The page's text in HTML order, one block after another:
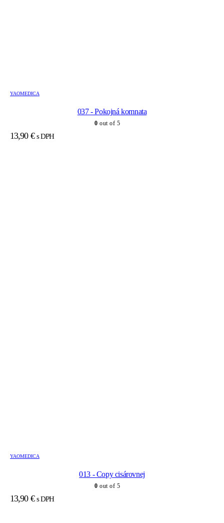
YAOMEDICA
037 - Pokojná komnata
0 out of 5
13,90 € s DPH
YAOMEDICA
013 - Copy cisárovnej
0 out of 5
13,90 € s DPH